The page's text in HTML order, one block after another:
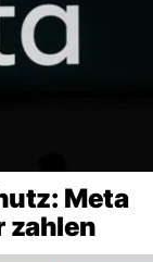
Meta
zahlen